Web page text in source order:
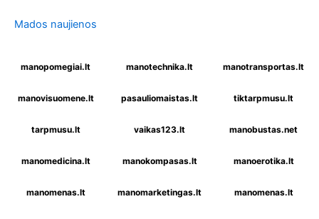
Mados naujienos
manopomegiai.lt manotechnika.lt manotransportas.lt
manovisuomene.lt pasauliomaistas.lt tiktarpmusu.lt
tarpmusu.lt vaikas123.lt manobustas.net
manomedicina.lt manokompasas.lt manoerotika.lt
manomenas.lt manomarketingas.lt manomenas.lt